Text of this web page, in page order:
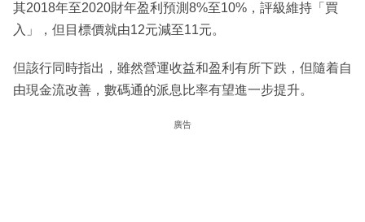
其2018年至2020財年盈利預測8%至10%，評級維持「買
入」，但目標價就由12元減至11元。
但該行同時指出，雖然營運收益和盈利有所下跌，但隨着自
由現金流改善，數碼通的派息比率有望進一步提升。
廣告